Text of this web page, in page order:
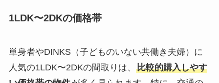
1LDK〜2DKの価格帯
単身者やDINKS（子どものいない共働き夫婦）に
人気の1LDK〜2DKの間取りは、 比較的購入しやす